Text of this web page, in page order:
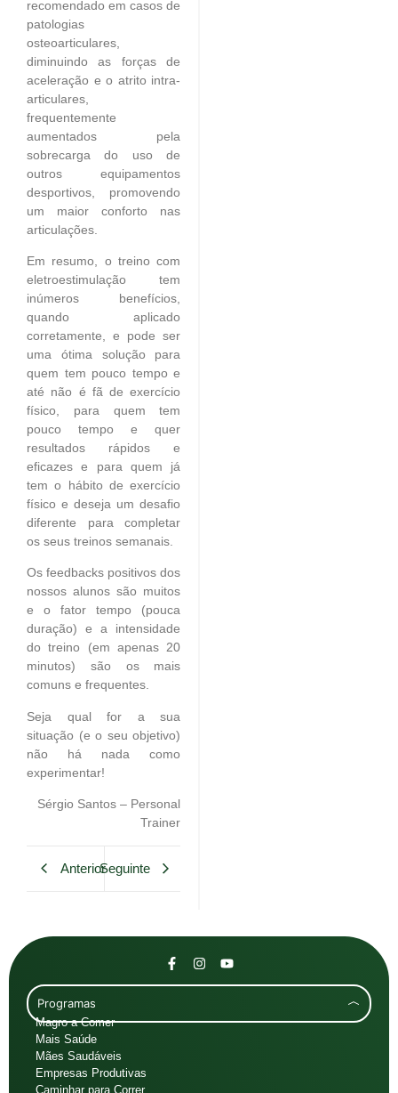
recomendado em casos de
patologias
osteoarticulares,
diminuindo as forças de
aceleração e o atrito intra-
articulares,
frequentemente
aumentados pela
sobrecarga do uso de
outros equipamentos
desportivos, promovendo
um maior conforto nas
articulações.
Em resumo, o treino com
eletroestimulação tem
inúmeros benefícios,
quando aplicado
corretamente, e pode ser
uma ótima solução para
quem tem pouco tempo e
até não é fã de exercício
físico, para quem tem
pouco tempo e quer
resultados rápidos e
eficazes e para quem já
tem o hábito de exercício
físico e deseja um desafio
diferente para completar
os seus treinos semanais.
Os feedbacks positivos dos
nossos alunos são muitos
e o fator tempo (pouca
duração) e a intensidade
do treino (em apenas 20
minutos) são os mais
comuns e frequentes.
Seja qual for a sua
situação (e o seu objetivo)
não há nada como
experimentar!
Sérgio Santos – Personal
Trainer
AnteriorSeguinte
Programas
Magro a Comer
Mais Saúde
Mães Saudáveis
Empresas Produtivas
Caminhar para Correr